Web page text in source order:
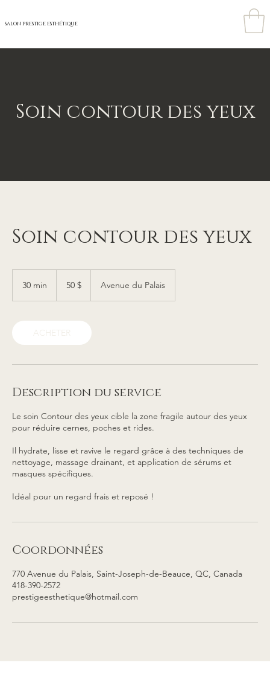
SALON PRESTIGE ESTHÉTIQUE
Soin contour des yeux
Soin contour des yeux
30 min
i
canadiens
50 $ Avenue du Palais
ACHETER
Description du service
Le soin Contour des yeux cible la zone fragile autour des yeux
pour réduire cernes, poches et rides.
Il hydrate, lisse et ravive le regard grâce à des techniques de
nettoyage, massage drainant, et application de sérums et
masques spécifiques.
Idéal pour un regard frais et reposé !
Coordonnées
770 Avenue du Palais, Saint-Joseph-de-Beauce, QC, Canada
418-390-2572
prestigeesthetique@hotmail.com